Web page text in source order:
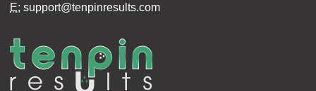
E: support@tenpinresults.com